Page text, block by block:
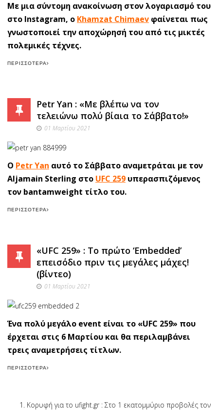
Με μια σύντομη ανακοίνωση στον λογαριασμό του
στο Instagram, ο Khamzat Chimaev φαίνεται πως
γνωστοποιεί την αποχώρησή του από τις μικτές
πολεμικές τέχνες.
ΠΕΡΙΣΣΌΤΕΡΑ
Petr Yan : «Με βλέπω να τον
τελειώνω πολύ βίαια το Σάββατο!»
01 Μαρτίου 2021
O Petr Yan αυτό το Σάββατο αναμετράται με τον
Aljamain Sterling στο UFC 259 υπερασπιζόμενος
τον bantamweight τίτλο του.
ΠΕΡΙΣΣΌΤΕΡΑ
«UFC 259» : Το πρώτο ‘Εmbedded’
επεισόδιο πριν τις μεγάλες μάχες!
(βίντεο)
01 Μαρτίου 2021
Ένα πολύ μεγάλο event είναι το «UFC 259» που
έρχεται στις 6 Μαρτίου και θα περιλαμβάνει
τρεις αναμετρήσεις τίτλων.
ΠΕΡΙΣΣΌΤΕΡΑ
Kορυφή για το ufight.gr : Στο 1 εκατομμύριο προβολές τον